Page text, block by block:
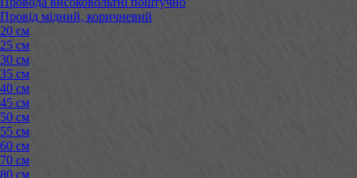
Провід мідний, коричневий
20 см
25 см
30 см
35 см
40 см
45 см
50 см
55 см
60 см
70 см
80 см